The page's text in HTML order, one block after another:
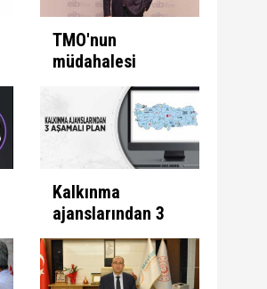
TMO'nun
müdahalesi
kazandırıyor
Kalkınma
ajanslarından 3
aşamalı plan